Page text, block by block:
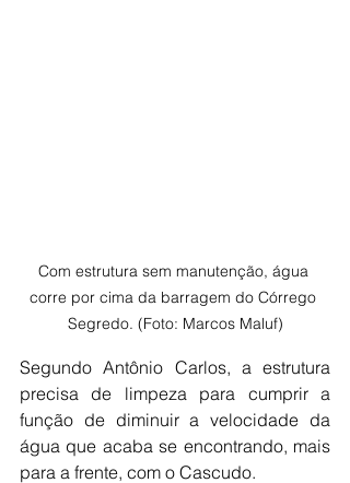
Com estrutura sem manutenção, água
corre por cima da barragem do Córrego
Segredo. (Foto: Marcos Maluf)
Segundo Antônio Carlos, a estrutura
precisa de limpeza para cumprir a
função de diminuir a velocidade da
água que acaba se encontrando, mais
para a frente, com o Cascudo.